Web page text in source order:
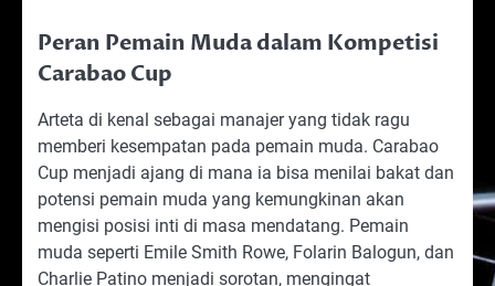
Peran Pemain Muda dalam Kompetisi
Carabao Cup
Arteta di kenal sebagai manajer yang tidak ragu
memberi kesempatan pada pemain muda. Carabao
Cup menjadi ajang di mana ia bisa menilai bakat dan
potensi pemain muda yang kemungkinan akan
mengisi posisi inti di masa mendatang. Pemain
muda seperti Emile Smith Rowe, Folarin Balogun, dan
Charlie Patino menjadi sorotan, mengingat